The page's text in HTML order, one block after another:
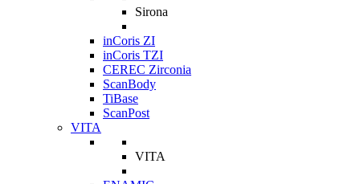
Sirona
inCoris ZI
inCoris TZI
CEREC Zirconia
ScanBody
TiBase
ScanPost
VITA
VITA